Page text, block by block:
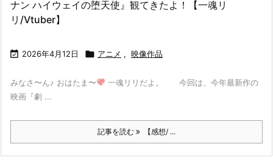
ナン ハイウェイの堕天使』観てきたよ！【一魂リ
リ/Vtuber】
 2026年4月12日  アニメ , 映像作品
みなさ〜ん♪ おはたま〜
一魂リリだよ。 今回は、今年最新作の
映画『劇 ...
記事を読む 【感想/ ...